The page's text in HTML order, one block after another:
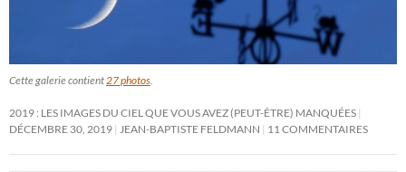
Cette galerie contient27 photos.
2019 : LES IMAGES DU CIEL QUE VOUS AVEZ (PEUT-ÊTRE) MANQUÉES
DÉCEMBRE 30, 2019 JEAN-BAPTISTE FELDMANN 11 COMMENTAIRES